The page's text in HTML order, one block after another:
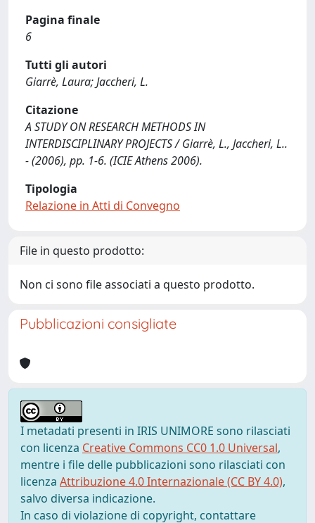
Pagina finale
6
Tutti gli autori
Giarrè, Laura; Jaccheri, L.
Citazione
A STUDY ON RESEARCH METHODS IN
INTERDISCIPLINARY PROJECTS / Giarrè, L., Jaccheri, L..
- (2006), pp. 1-6. (ICIE Athens 2006).
Tipologia
Relazione in Atti di Convegno
File in questo prodotto:
Non ci sono file associati a questo prodotto.
Pubblicazioni consigliate
I metadati presenti in IRIS UNIMORE sono rilasciati
con licenza Creative Commons CC0 1.0 Universal,
mentre i file delle pubblicazioni sono rilasciati con
licenza Attribuzione 4.0 Internazionale (CC BY 4.0),
salvo diversa indicazione.
In caso di violazione di copyright, contattare